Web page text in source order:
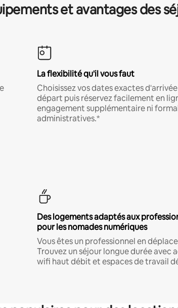
et avantages des
La flexibilité qu'il vous faut
Choisissez vos dates exactes
départ puis réservez facilement en
engagement supplémentaire ni
administratives.*
Des logements adaptés aux
pour les nomades numériques
Vous êtes un professionnel en
Trouvez un séjour longue durée avec
wifi haut débit et espaces de travail